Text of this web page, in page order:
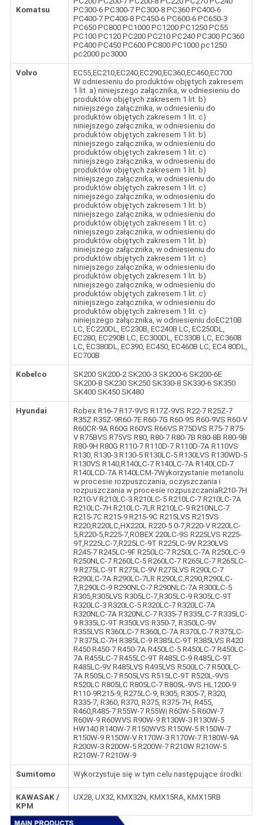
Komatsu
PC300-6 PC300-7 PC300-8 PC360 PC400-6
PC400-7 PC400-8 PC450-6 PC600-6 PC650-3
PC650 PC800 PC1000 PC1200 PC1250 PC55
PC100 PC120 PC200 PC210 PC240 PC300 PC360
PC400 PC450 PC600 PC800 PC1000 pc1250
pc2000 pc3000
Volvo
EC55,EC210,EC240,EC290,EC360,EC460,EC700
W odniesieniu do produktów objętych zakresem
1 lit. a) niniejszego załącznika, w odniesieniu do
produktów objętych zakresem 1 lit. b)
niniejszego załącznika, w odniesieniu do
produktów objętych zakresem 1 lit. c)
niniejszego załącznika, w odniesieniu do
produktów objętych zakresem 1 lit. b)
niniejszego załącznika, w odniesieniu do
produktów objętych zakresem 1 lit. c)
niniejszego załącznika, w odniesieniu do
produktów objętych zakresem 1 lit. b)
niniejszego załącznika, w odniesieniu do
produktów objętych zakresem 1 lit. c)
niniejszego załącznika, w odniesieniu do
produktów objętych zakresem 1 lit. b)
niniejszego załącznika, w odniesieniu do
produktów objętych zakresem 1 lit. c)
niniejszego załącznika, w odniesieniu do
produktów objętych zakresem 1 lit. b)
niniejszego załącznika, w odniesieniu do
produktów objętych zakresem 1 lit. c)
niniejszego załącznika, w odniesieniu do
produktów objętych zakresem 1 lit. b)
niniejszego załącznika, w odniesieniu do
produktów objętych zakresem 1 lit. c)
niniejszego załącznika, w odniesieniu do
produktów objętych zakresem 1 lit. c)
niniejszego załącznika, w odniesieniu doEC210B
LC, EC220DL, EC230B, EC240B LC, EC250DL,
EC280, EC290B LC, EC300DL, EC330B LC, EC360B
LC, EC380DL, EC390, EC450, EC460B LC, EC4 80DL,
EC700B
Kobelco
SK200 SK200-2 SK200-3 SK200-6 SK200-6E
SK200-8 SK230 SK250 SK330-8 SK330-6 SK350
SK400 SK450 SK480
Hyundai
Robex R16-7 R17-9VS R17Z-9VS R22-7 R25Z-7
R35Z R35Z-9R60-7E R60-7G R60-9S R60-9VS R60-V
R60CR-9A R60G R60VS R66VS R75DVS R75-7 R75-
V R75BVS R75VS R80, R80-7 R80-7B R80-8B R80-9B
R80-9H R80G R110-7 R110D-7 R110D-7A R110VS
R130, R130-3 R130-5 R130LC-5 R130LVS R130WD-5
R130VS R140,R140LC-7 R140LC-7A R140LCD-7
R140LCD-7A R140LCM-7Wykorzystanie metanolu
w procesie rozpuszczania, oczyszczania i
rozpuszczania w procesie rozpuszczaniaR210-7H
R210-V R210LC-3 R210LC-5 R210LC-7 R210LC-7A
R210LC-7H R210LC-7LR R210LC-9 R210NLC-7
R215-7C R215-9 R215-9C R215LVS R215VS
R220,R220LC,HX220L R220-5 0-7,R220-V R220LC-
5,R220-5,R225-7,ROBEX 220LC-9S R225LVS R225-
9T,R225LC-7,R225LC-9T R225LC-9V R230LVS
R245-7 R245LC-9F R250LC-7 R250LC-7A R250LC-9
R250NLC-7 R260LC-5 R260LC-7 R265LC-7 R265LC-
9 R275LC-9T R275LC-9V R275LVS R290LC-7
R290LC-7A R290LC-7LR R290LC,R290,R290LC-
7,R290LC-9 R290NLC-7 R290NLC-7A R300LC-5
R305,R305LVS R305LC-7,R305LC-9 R305LC-9T
R320LC-3 R320LC-5 R320LC-7 R320LC-7A
R320NLC-7A R320NLC-7 R335-7 R335LC-7 R335LC-
9 R335LC-9T R350LVS R350-7, R350LC-9V
R355LVS R360LC-7 R360LC-7A R370LC-7 R375LC-
7 R375LC-7H R385LC-9 R385LC-9T R385LVS R420
R450 R450-7 R450-7A R450LC-5 R450LC-7 R450LC-
7A R455LC-7 R455LC-9T R485LC-9 R485LC-9T
R485LC-9V R485LVS R495LVS R500LC-7 R500LC-
7A R505LC-7 R505LVS R515LC-9T R520L-9VS
R520LC R805LC R805LC-7 R805L-9VS HL1200-9
R110-9R215-9, R275LC-9, R305, R305-7, R320,
R335-7, R360, R370, R375, R375-7H, R455,
R460,R485-7 R55W-7 R55Wi R60W-5 R60W-7
R60W-9 R60WVS R90W-9 R130W-3 R130W-5
HW140 R140W-7 R150WVS R150W-5 R150W-7
R150W-9 R150W-V R170W-3 R170W-7 R180W-9A
R200W-3 R200W-5 R200W-7 R210W R210W-5
R210W-7 R210W-9
Sumitomo Wykorzystuje się w tym celu następujące środki:
KAWASAK /
KPM
UX28, UX32, KMX32N, KMX15RA, KMX15RB